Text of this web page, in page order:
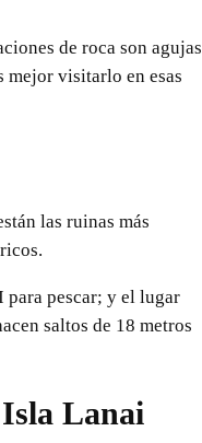
de roca son agujas
mejor visitarlo en esas
las ruinas más
para pescar; y el lugar
saltos de 18 metros
Lanai